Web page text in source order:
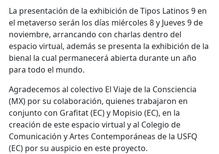
La presentación de la exhibición de Tipos Latinos 9 en
el metaverso serán los días miércoles 8 y Jueves 9 de
noviembre, arrancando con charlas dentro del
espacio virtual, además se presenta la exhibición de la
bienal la cual permanecerá abierta durante un año
para todo el mundo.
Agradecemos al colectivo El Viaje de la Consciencia
(MX) por su colaboración, quienes trabajaron en
conjunto con Grafitat (EC) y Mopisio (EC), en la
creación de este espacio virtual y al Colegio de
Comunicación y Artes Contemporáneas de la USFQ
(EC) por su auspicio en este proyecto.